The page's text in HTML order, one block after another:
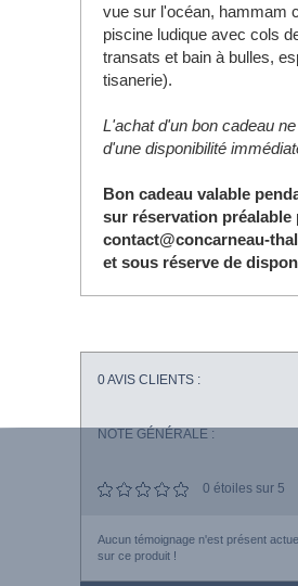
vue sur l'océan, hammam
piscine ludique avec cols
transats et bain à bulles,
tisanerie).
L'achat d'un bon cadeau
d'une disponibilité
Bon cadeau valable
sur réservation préalable
contact@concarneau-
et sous réserve de
0AVIS CLIENTS :
NOTE GÉNÉRALE :
0 étoiles sur 5
Aucun témoignage n'est présent
sur ce produit !